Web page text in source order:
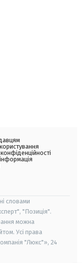
словами
"Позиція".
можна
Усі права
"Люкс"», 24